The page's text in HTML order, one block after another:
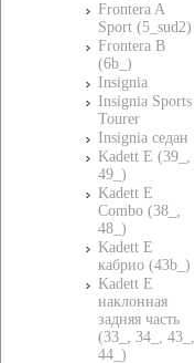
Frontera A
Sport (5_sud2)
Frontera B
(6b_)
Insignia
Insignia Sports
Tourer
Insignia седан
Kadett E (39_,
49_)
Kadett E
Combo (38_,
48_)
Kadett E
кабрио (43b_)
Kadett E
наклонная
задняя часть
(33_, 34_, 43_,
44_)